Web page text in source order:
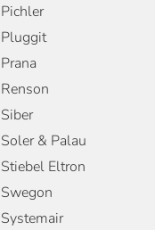
Pichler
Pluggit
Prana
Renson
Siber
Soler & Palau
Stiebel Eltron
Swegon
Systemair